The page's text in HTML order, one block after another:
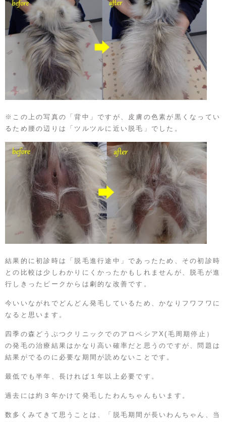
※この上の写真の「背中」ですが、皮膚の色素が黒くなってい
るため腰の辺りは「ツルツルに近い脱毛」でした。
結果的に初診時は「脱毛進行途中」であったため、その初診時
との比較は少しわかりにくかったかもしれませんが、脱毛が進
行しきったピークからは劇的な改善です。
今いいながれでどんどん発毛しているため、かなりフワフワに
なると思います。
四季の森どうぶつクリニックでのアロペシアX(毛周期停止）
の発毛の治療結果はかなり高い確率だと思うのですが、問題は
結果がでるのに必要な期間が読めないことです。
最低でも半年、長ければ１年以上必要です。
過去には約３年かけて発毛したわんちゃんもいます。
数多くみてきて思うことは、「脱毛期間が長いわんちゃん、当